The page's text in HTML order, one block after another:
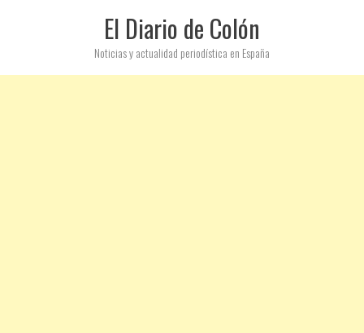
El Diario de Colón
Noticias y actualidad periodística en España